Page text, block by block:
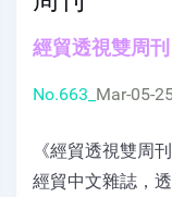
經貿透視雙周
No.663_ Mar-05-
《經貿透視雙周
經貿中文雜誌，